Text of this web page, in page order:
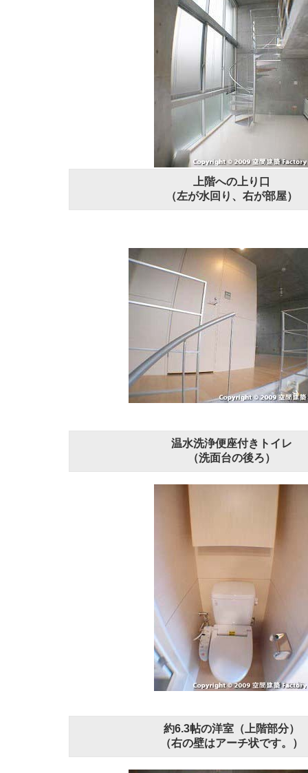
上階への上り口
（左が水回り、右が部屋）
温水洗浄便座付きトイレ
（洗面台の後ろ）
約6.3帖の洋室（上階部分）
（右の壁はアーチ状です。）